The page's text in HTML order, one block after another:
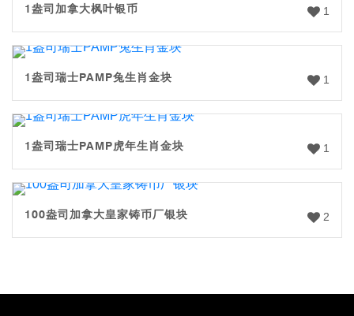
1
1盎司加拿大枫叶银币
1
1盎司瑞士PAMP兔生肖金块
1
1盎司瑞士PAMP虎年生肖金块
2
100盎司加拿大皇家铸币厂银块